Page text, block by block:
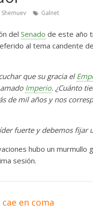
Shemuev Galnet
del Senado de este año
al tema candente
que su gracia el
Imperio. ¿Cuánto
de mil años y nos
fuerte y debemos fijar
hubo un murmullo
sesión.
en coma
Mayo de 2026
28 mayo, 2026 Txus